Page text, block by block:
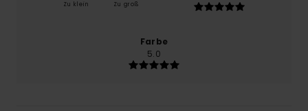
Zu klein Zu groß
Farbe
5.0